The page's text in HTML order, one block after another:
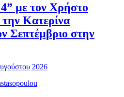
με τον Χρήστο
την Κατερίνα
Σεπτέμβριο στην
2026